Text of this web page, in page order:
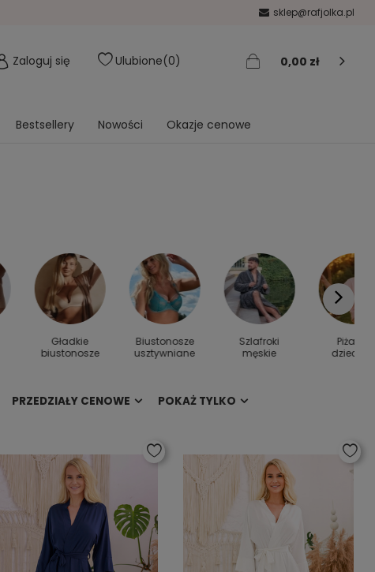
sklep@rafjolka.pl
Zaloguj się Ulubione 0 0,00 zł
Bestsellery Nowości Okazje cenowe
Gładkie
biustonosze
Biustonosze
usztywniane
Szlafroki
męskie
Piżamy
PRZEDZIAŁY CENOWE POKAŻ TYLKO